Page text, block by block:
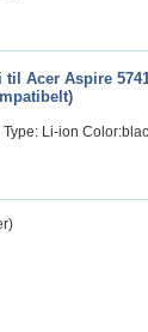
til Acer Aspire
Type: Li-ion